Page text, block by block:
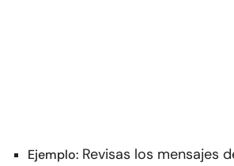
Ejemplo: Revisas los mensajes